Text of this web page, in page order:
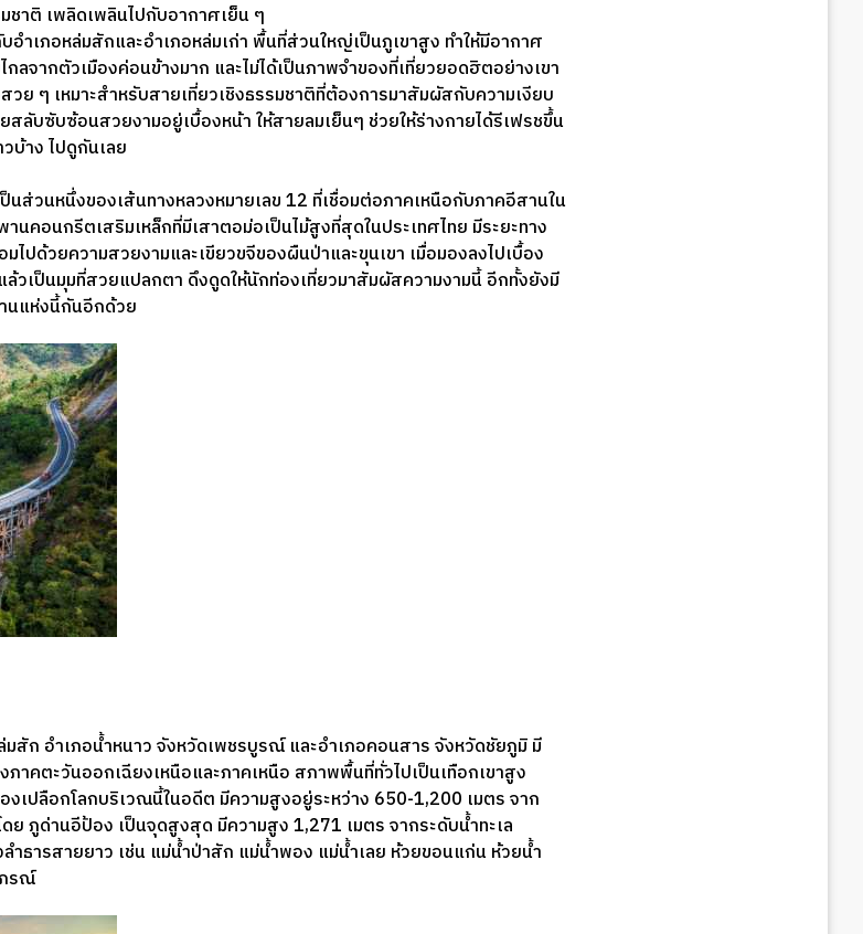
าติ เพลิดเพลินไปกับอากาศเย็น ๆ
เภอหล่มสักและอำเภอหล่มเก่า พื้นที่ส่วนใหญ่เป็นภูเขาสูง ทำให้มีอากาศ
ลจากตัวเมืองค่อนข้างมาก และไม่ได้เป็นภาพจำของที่เที่ยวยอดฮิตอย่างเขา
ย ๆ เหมาะสำหรับสายเที่ยวเชิงธรรมชาติที่ต้องการมาสัมผัสกับความเงียบ
สลับซับซ้อนสวยงามอยู่เบื้องหน้า ให้สายลมเย็นๆ ช่วยให้ร่างกายได้รีเฟรชขึ้น
บ้าง ไปดูกันเลย
ส่วนหนึ่งของเส้นทางหลวงหมายเลข 12 ที่เชื่อมต่อภาคเหนือกับภาคอีสานใน
คอนกรีตเสริมเหล็กที่มีเสาตอม่อเป็นไม้สูงที่สุดในประเทศไทย มีระยะทาง
ปด้วยความสวยงามและเขียวขจีของผืนป่าและขุนเขา เมื่อมองลงไปเบื้อง
ล้วเป็นมุมที่สวยแปลกตา ดึงดูดให้นักท่องเที่ยวมาสัมผัสความงามนี้ อีกทั้งยังมี
นแห่งนี้กันอีกด้วย
สัก อำเภอน้ำหนาว จังหวัดเพชรบูรณ์ และอำเภอคอนสาร จังหวัดชัยภูมิ มี
ภาคตะวันออกเฉียงเหนือและภาคเหนือ สภาพพื้นที่ทั่วไปเป็นเทือกเขาสูง
เปลือกโลกบริเวณนี้ในอดีต มีความสูงอยู่ระหว่าง 650-1,200 เมตร จาก
ย ภูด่านอีป้อง เป็นจุดสูงสุด มีความสูง 1,271 เมตร จากระดับน้ำทะเล
ำธารสายยาว เช่น แม่น้ำป่าสัก แม่น้ำพอง แม่น้ำเลย ห้วยขอนแก่น ห้วยน้ำ
รณ์